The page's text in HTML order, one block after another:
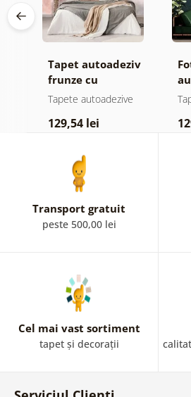
Tapet autoadeziv
frunze cu
atingere
Tapete autoadezive
129,54 lei
Transport gratuit
peste 500,00 lei
Cel mai vast sortiment
tapet și decorații